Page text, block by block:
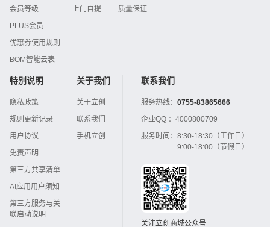
会员等级
PLUS会员
优惠券使用规则
BOM智能云表
上门自提
质量保证
特别说明
隐私政策
规则更新记录
用户协议
免责声明
第三方共享清单
AI应用用户须知
第三方服务与关
联启动说明
关于我们
关于立创
联系我们
手机立创
联系我们
服务热线： 0755-83865666
企业QQ ： 4000800709
服务时间： 8:30-18:30（工作日）
9:00-18:00（节假日）
关注立创商城公众号